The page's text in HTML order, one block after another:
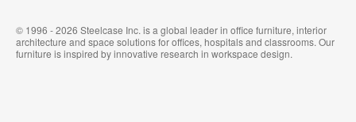
© 1996 - 2026 Steelcase Inc. is a global leader in office furniture, interior
architecture and space solutions for offices, hospitals and classrooms. Our
furniture is inspired by innovative research in workspace design.